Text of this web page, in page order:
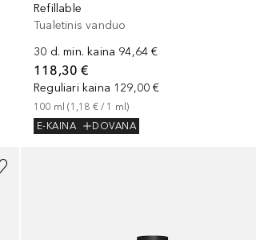
Refillable
Tualetinis vanduo
30 d. min. kaina 94,64 €
118,30 €
Reguliari kaina 129,00 €
100 ml (1,18 € / 1 ml)
E-KAINA
DOVANA